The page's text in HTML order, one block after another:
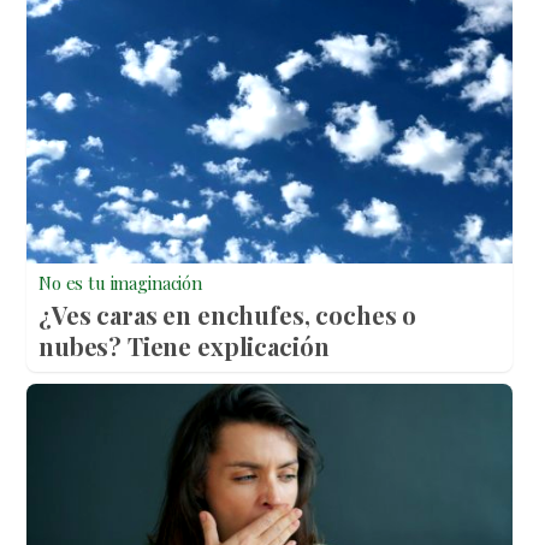
No es tu imaginación
¿Ves caras en enchufes, coches o
nubes? Tiene explicación